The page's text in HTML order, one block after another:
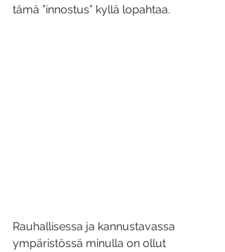
tämä ”innostus” kyllä lopahtaa.
Rauhallisessa ja kannustavassa
ympäristössä minulla on ollut